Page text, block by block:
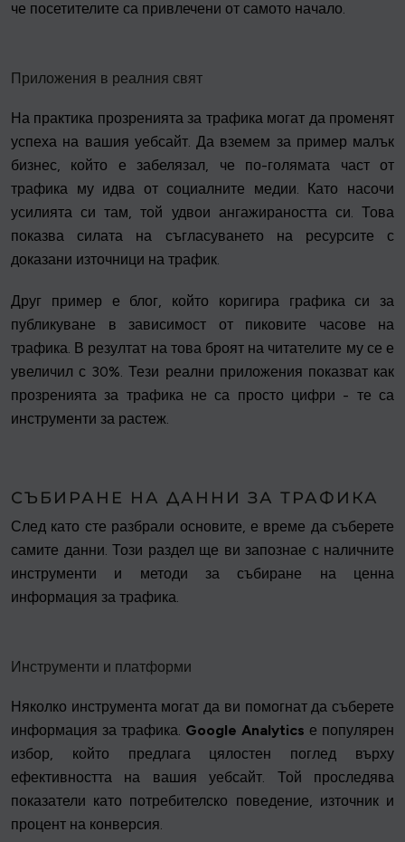
че посетителите са привлечени от самото начало.
Приложения в реалния свят
На практика прозренията за трафика могат да променят
успеха на вашия уебсайт. Да вземем за пример малък
бизнес, който е забелязал, че по-голямата част от
трафика му идва от социалните медии. Като насочи
усилията си там, той удвои ангажираността си. Това
показва силата на съгласуването на ресурсите с
доказани източници на трафик.
Друг пример е блог, който коригира графика си за
публикуване в зависимост от пиковите часове на
трафика. В резултат на това броят на читателите му се е
увеличил с 30%. Тези реални приложения показват как
прозренията за трафика не са просто цифри - те са
инструменти за растеж.
СЪБИРАНЕ НА ДАННИ ЗА ТРАФИКА
След като сте разбрали основите, е време да съберете
самите данни. Този раздел ще ви запознае с наличните
инструменти и методи за събиране на ценна
информация за трафика.
Инструменти и платформи
Няколко инструмента могат да ви помогнат да съберете
информация за трафика. Google Analytics е популярен
избор, който предлага цялостен поглед върху
ефективността на вашия уебсайт. Той проследява
показатели като потребителско поведение, източник и
процент на конверсия.